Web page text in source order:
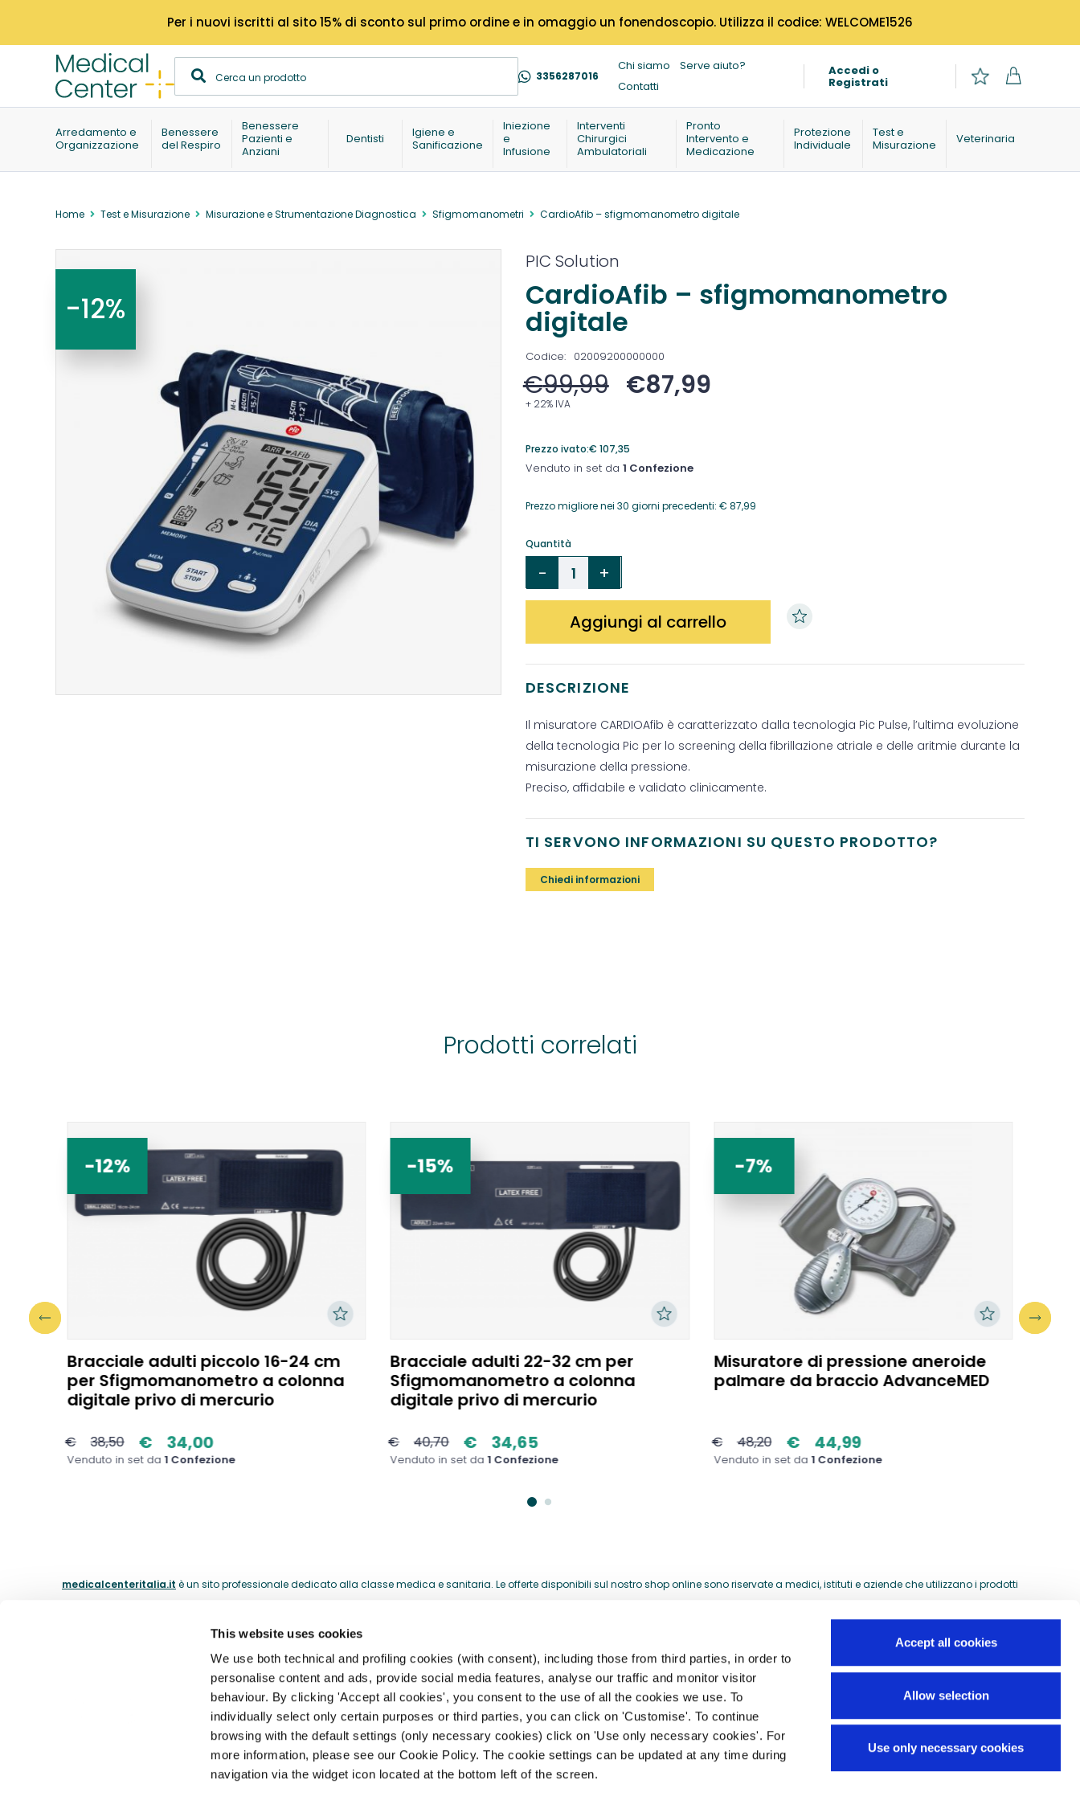
This website uses cookies
We use both technical and profiling cookies (with consent), including those from third parties, in order to
personalise content and ads, provide social media features, analyse our traffic and monitor visitor
behaviour. By clicking 'Accept all cookies', you consent to the use of all the cookies we use. To
individually select only certain purposes or third parties, you can click on 'Customise'. To continue
browsing with the default settings (only necessary cookies) click on 'Use only necessary cookies'. For
more information, please see our Cookie Policy. The cookie settings can be updated at any time during
navigation via the widget icon located at the bottom left of the screen.
Accept all cookies
Allow selection
Use only necessary cookies
Per i nuovi iscritti al sito 15% di sconto sul primo ordine e in omaggio un fonendoscopio. Utilizza il codice: WELCOME1526
3356287016
Chi siamo
Serve aiuto?
Contatti
Accedi o
Registrati
Arredamento e
Organizzazione
Benessere
del Respiro
Benessere
Pazienti e
Anziani
Dentisti
Igiene e
Sanificazione
Iniezione
e
Infusione
Interventi
Chirurgici
Ambulatoriali
Pronto
Intervento e
Medicazione
Protezione
Individuale
Test e
Misurazione
Veterinaria
Home Test e Misurazione Misurazione e Strumentazione Diagnostica Sfigmomanometri CardioAfib – sfigmomanometro digitale
-12%
PIC Solution
CardioAfib – sfigmomanometro
digitale
Codice: 02009200000000
€99,99 €87,99
+ 22% IVA
Prezzo ivato:€ 107,35
Venduto in set da 1 Confezione
Prezzo migliore nei 30 giorni precedenti: € 87,99
Quantità
Aggiungi al carrello
DESCRIZIONE
Il misuratore CARDIOAfib è caratterizzato dalla tecnologia Pic Pulse, l’ultima evoluzione
della tecnologia Pic per lo screening della fibrillazione atriale e delle aritmie durante la
misurazione della pressione.
Preciso, affidabile e validato clinicamente.
TI SERVONO INFORMAZIONI SU QUESTO PRODOTTO?
Chiedi informazioni
Prodotti correlati
-12%
Bracciale adulti piccolo 16-24 cm
per Sfigmomanometro a colonna
digitale privo di mercurio
€ 38,50 € 34,00
Venduto in set da1 Confezione
-15%
Bracciale adulti 22-32 cm per
Sfigmomanometro a colonna
digitale privo di mercurio
€ 40,70 € 34,65
Venduto in set da1 Confezione
-7%
Misuratore di pressione aneroide
palmare da braccio AdvanceMED
€ 48,20 € 44,99
Venduto in set da1 Confezione
medicalcenteritalia.it è un sito professionale dedicato alla classe medica e sanitaria. Le offerte disponibili sul nostro shop online sono riservate a medici, istituti e aziende che utilizzano i prodotti
Il catalogo dei medici dal 1974.
ABOUT
La nostra storia
I nostri marchi
Contatti
Accessibilità
HELP CENTER
Registrazione, Profilo e Accessi
Spedizioni, Consegne e Resi
Pagamento e Fatturazione
Guida all'acquisto
Preventivi per ordini speciali
Domande frequenti
Mappa del sito